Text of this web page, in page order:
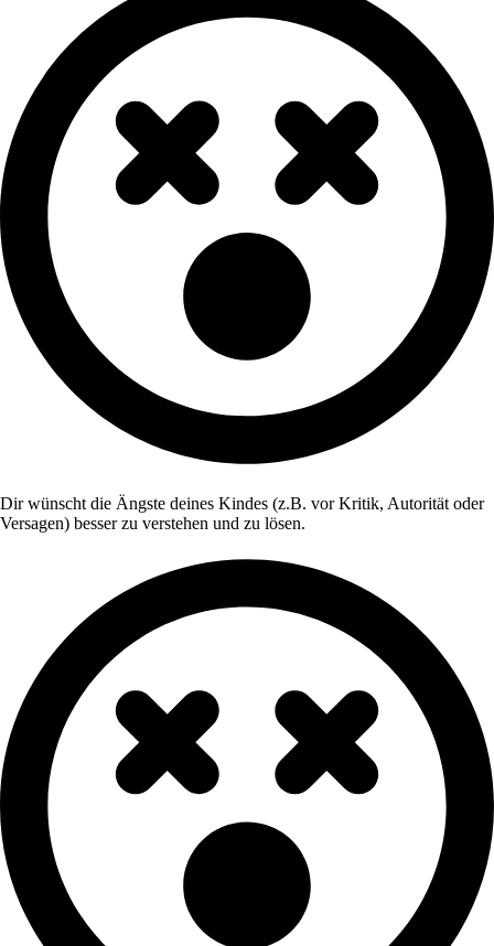
Dir wünscht die Ängste deines Kindes (z.B. vor Kritik, Autorität oder
Versagen) besser zu verstehen und zu lösen.